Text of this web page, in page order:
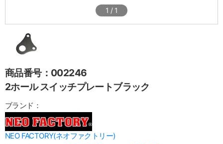
1 / 1
商品番号：002246
2ホール スイッチプレートブラック
ブランド：
NEO FACTORY(ネオファクトリー)